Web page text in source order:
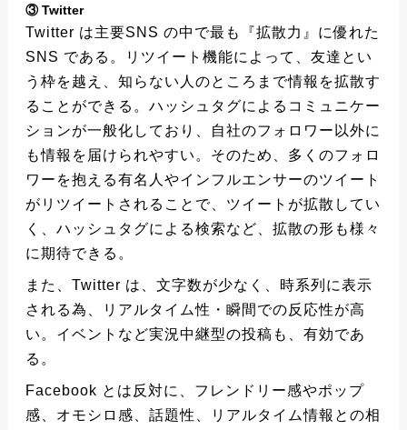
③ Twitter
Twitter は主要SNS の中で最も『拡散力』に優れた
SNS である。リツイート機能によって、友達とい
う枠を越え、知らない人のところまで情報を拡散す
ることができる。ハッシュタグによるコミュニケー
ションが一般化しており、自社のフォロワー以外に
も情報を届けられやすい。そのため、多くのフォロ
ワーを抱える有名人やインフルエンサーのツイート
がリツイートされることで、ツイートが拡散してい
く、ハッシュタグによる検索など、拡散の形も様々
に期待できる。
また、Twitter は、文字数が少なく、時系列に表示
される為、リアルタイム性・瞬間での反応性が高
い。イベントなど実況中継型の投稿も、有効であ
る。
Facebook とは反対に、フレンドリー感やポップ
感、オモシロ感、話題性、リアルタイム情報との相